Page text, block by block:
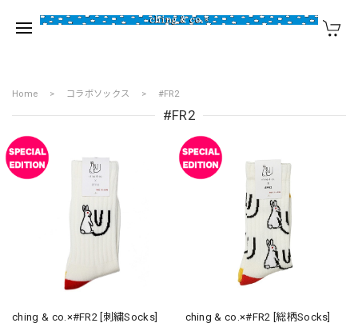
Home コラボソックス #FR2
#FR2
ching & co.×#FR2 [刺繍Socks]
ching & co.×#FR2 [総柄Socks]